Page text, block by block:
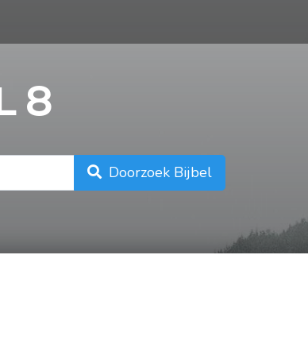
8
Doorzoek Bijbel